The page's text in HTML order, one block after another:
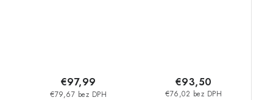
€79,67 bez DPH
€97,99
€76,02 bez DPH
€93,50